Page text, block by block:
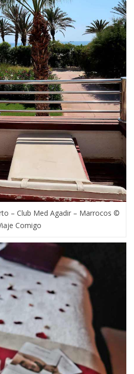
– Club Med Agadir – Marrocos ©
Comigo